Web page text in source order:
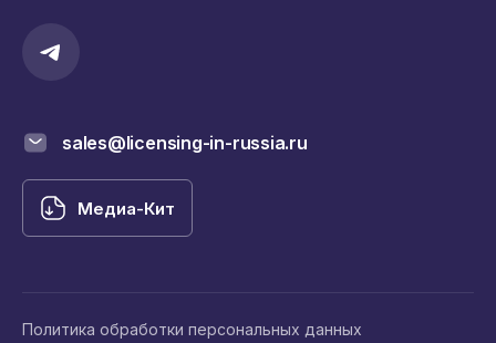
sales@licensing-in-russia.ru
Медиа-Кит
Политика обработки персональных данных